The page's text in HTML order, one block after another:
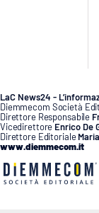
LaC News24 -
Diemmecom Società
Direttore Responsabile
Vicedirettore Enrico De
Direttore Editoriale
www.diemmecom.it